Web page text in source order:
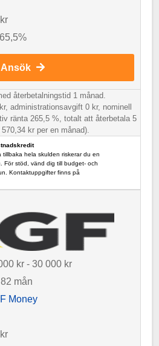
Ansök
återbetalningstid 1 månad.
administrationsavgift 0 kr, nominell
ränta 265,5 %, totalt att återbetala 5
kr per en månad).
tillbaka hela skulden riskerar du en
För stöd, vänd dig till budget- och
Kontaktuppgifter finns på
kr - 30 000 kr
mån
Money